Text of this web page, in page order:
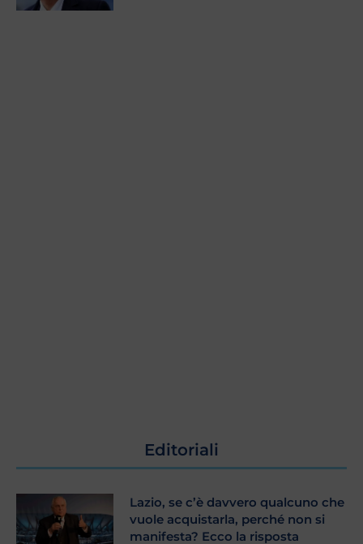
Editoriali
Lazio, se c’è davvero qualcuno che
vuole acquistarla, perché non si
manifesta? Ecco la risposta